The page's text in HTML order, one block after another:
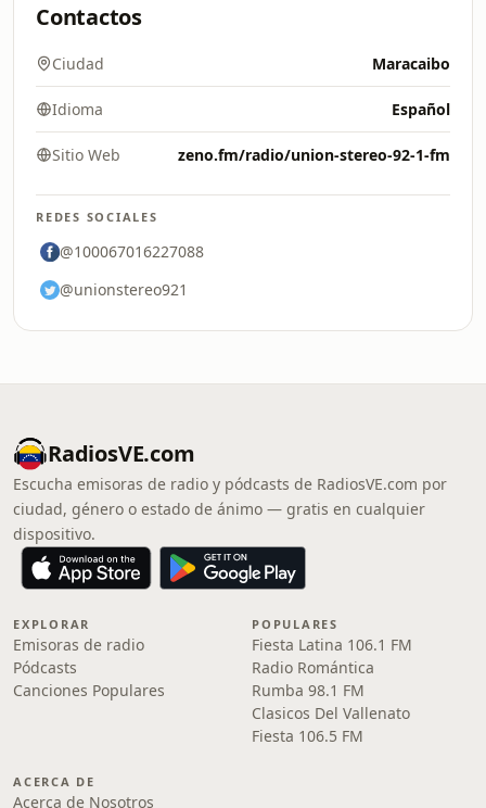
Contactos
Ciudad Maracaibo
Idioma Español
Sitio Web zeno.fm/radio/union-stereo-92-1-fm
REDES SOCIALES
@100067016227088
@unionstereo921
RadiosVE.com
Escucha emisoras de radio y pódcasts de RadiosVE.com por
ciudad, género o estado de ánimo — gratis en cualquier
dispositivo.
EXPLORAR
Emisoras de radio
Pódcasts
Canciones Populares
POPULARES
Fiesta Latina 106.1 FM
Radio Romántica
Rumba 98.1 FM
Clasicos Del Vallenato
Fiesta 106.5 FM
ACERCA DE
Acerca de Nosotros